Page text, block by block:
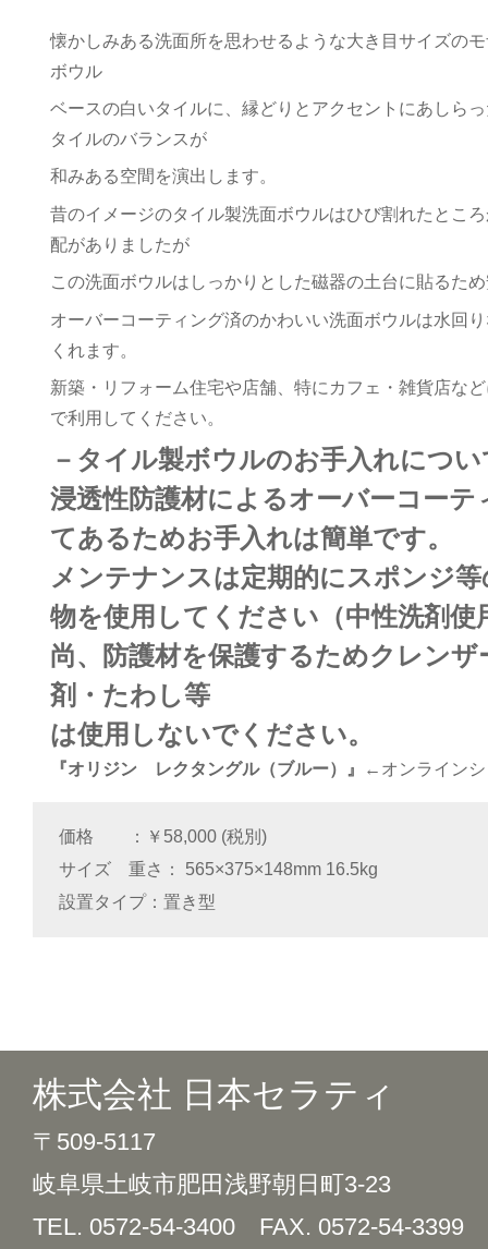
懐かしみある洗面所を思わせるような大き目サイズの
ボウル
ベースの白いタイルに、縁どりとアクセントにあしら
タイルのバランスが
和みある空間を演出します。
昔のイメージのタイル製洗面ボウルはひび割れたとこ
配がありましたが
この洗面ボウルはしっかりとした磁器の土台に貼るた
オーバーコーティング済のかわいい洗面ボウルは水回
くれます。
新築・リフォーム住宅や店舗、特にカフェ・雑貨店な
で利用してください。
－タイル製ボウルのお手入れについ
浸透性防護材によるオーバーコーテ
てあるためお手入れは簡単です。
メンテナンスは定期的にスポンジ
物を使用してください（中性洗剤使
尚、防護材を保護するためクレンザ
剤・たわし等
は使用しないでください。
『オリジン レクタングル（ブルー）』 ←オンライン
価格
￥58,000 (税別)
サイズ 重さ
565×375×148mm 16.5kg
設置タイプ
置き型
株式会社 日本セラティ
〒509-5117
岐阜県土岐市肥田浅野朝日町3-23
TEL. 0572-54-3400 FAX. 0572-54-3399